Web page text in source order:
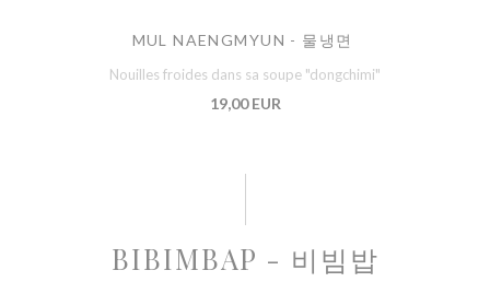
MUL NAENGMYUN - 물냉면
Nouilles froides dans sa soupe "dongchimi"
19,00 EUR
BIBIMBAP - 비빔밥